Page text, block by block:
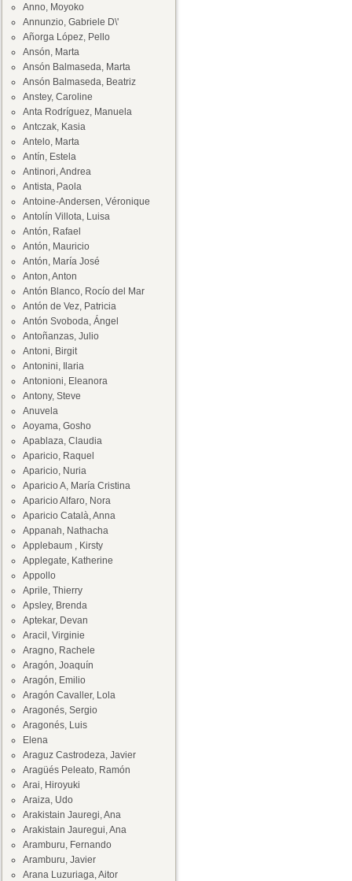
Anno, Moyoko
Annunzio, Gabriele D\'
Añorga López, Pello
Ansón, Marta
Ansón Balmaseda, Marta
Ansón Balmaseda, Beatriz
Anstey, Caroline
Anta Rodríguez, Manuela
Antczak, Kasia
Antelo, Marta
Antín, Estela
Antinori, Andrea
Antista, Paola
Antoine-Andersen, Véronique
Antolín Villota, Luisa
Antón, Rafael
Antón, Mauricio
Antón, María José
Anton, Anton
Antón Blanco, Rocío del Mar
Antón de Vez, Patricia
Antón Svoboda, Ángel
Antoñanzas, Julio
Antoni, Birgit
Antonini, Ilaria
Antonioni, Eleanora
Antony, Steve
Anuvela
Aoyama, Gosho
Apablaza, Claudia
Aparicio, Raquel
Aparicio, Nuria
Aparicio A, María Cristina
Aparicio Alfaro, Nora
Aparicio Català, Anna
Appanah, Nathacha
Applebaum , Kirsty
Applegate, Katherine
Appollo
Aprile, Thierry
Apsley, Brenda
Aptekar, Devan
Aracil, Virginie
Aragno, Rachele
Aragón, Joaquín
Aragón, Emilio
Aragón Cavaller, Lola
Aragonés, Sergio
Aragonés, Luis
Elena
Araguz Castrodeza, Javier
Aragüés Peleato, Ramón
Arai, Hiroyuki
Araiza, Udo
Arakistain Jauregi, Ana
Arakistain Jauregui, Ana
Aramburu, Fernando
Aramburu, Javier
Arana Luzuriaga, Aitor